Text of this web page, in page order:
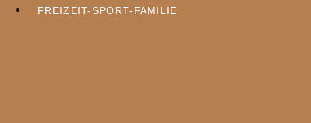
FREIZEIT-SPORT-FAMILIE